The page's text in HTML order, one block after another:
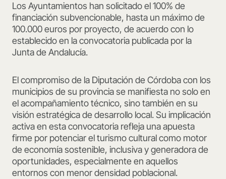
Los Ayuntamientos han solicitado el 100% de
financiación subvencionable, hasta un máximo de
100.000 euros por proyecto, de acuerdo con lo
establecido en la convocatoria publicada por la
Junta de Andalucía.
El compromiso de la Diputación de Córdoba con los
municipios de su provincia se manifiesta no solo en
el acompañamiento técnico, sino también en su
visión estratégica de desarrollo local. Su implicación
activa en esta convocatoria refleja una apuesta
firme por potenciar el turismo cultural como motor
de economía sostenible, inclusiva y generadora de
oportunidades, especialmente en aquellos
entornos con menor densidad poblacional.